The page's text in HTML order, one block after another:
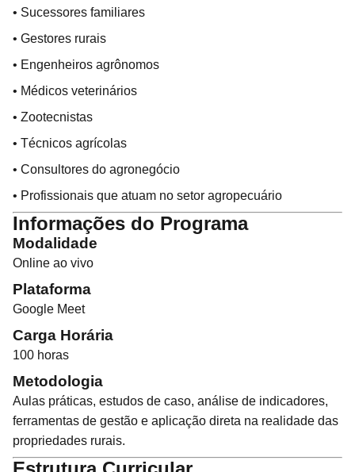
• Sucessores familiares
• Gestores rurais
• Engenheiros agrônomos
• Médicos veterinários
• Zootecnistas
• Técnicos agrícolas
• Consultores do agronegócio
• Profissionais que atuam no setor agropecuário
Informações do Programa
Modalidade
Online ao vivo
Plataforma
Google Meet
Carga Horária
100 horas
Metodologia
Aulas práticas, estudos de caso, análise de indicadores,
ferramentas de gestão e aplicação direta na realidade das
propriedades rurais.